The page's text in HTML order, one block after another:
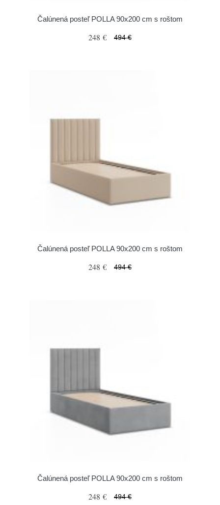
Čalúnená posteľ POLLA 90x200 cm s roštom
248 € 494 €
Čalúnená posteľ POLLA 90x200 cm s roštom
248 € 494 €
Čalúnená posteľ POLLA 90x200 cm s roštom
248 € 494 €